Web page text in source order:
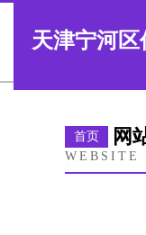
天津宁河区
首页 网
WEBSITE